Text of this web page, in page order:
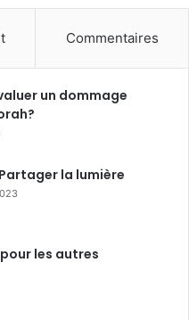
Commentaires
un dommage
Partager la lumière
les autres